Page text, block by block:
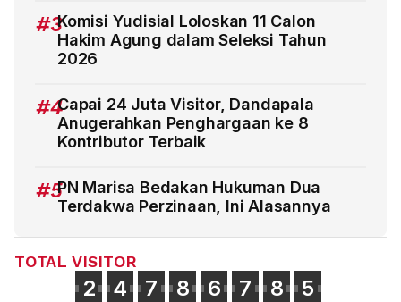
#3Komisi Yudisial Loloskan 11 Calon
Hakim Agung dalam Seleksi Tahun
2026
#4Capai 24 Juta Visitor, Dandapala
Anugerahkan Penghargaan ke 8
Kontributor Terbaik
#5PN Marisa Bedakan Hukuman Dua
Terdakwa Perzinaan, Ini Alasannya
TOTAL VISITOR
2 4 7 8 6 7 8 5